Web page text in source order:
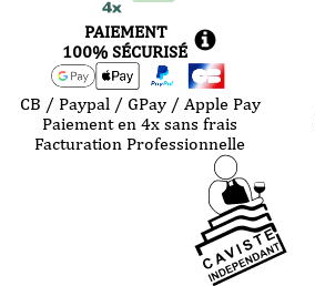
PAIEMENT
100% SÉCURISÉ
CB / Paypal / GPay / Apple Pay
Paiement en 4x sans frais
Facturation Professionnelle